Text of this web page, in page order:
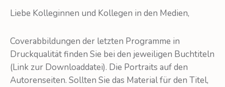
Liebe Kolleginnen und Kollegen in den Medien,
Coverabbildungen der letzten Programme in
Druckqualität finden Sie bei den jeweiligen Buchtiteln
(Link zur Downloaddatei). Die Portraits auf den
Autorenseiten. Sollten Sie das Material für den Titel,